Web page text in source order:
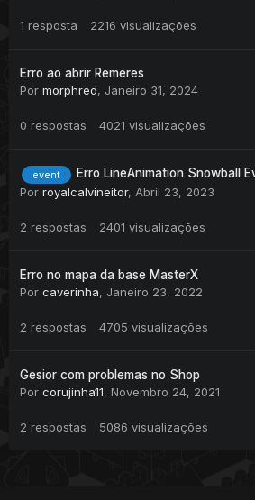
1 resposta 2216 visualizações
Erro ao abrir Remeres
Por morphred, Janeiro 31, 2024
0 respostas 4021 visualizações
event
Erro LineAnimation Snowball
Por royalcalvineitor, Abril 23, 2023
2 respostas 2401 visualizações
Erro no mapa da base MasterX
Por caverinha, Janeiro 23, 2022
2 respostas 4705 visualizações
Gesior com problemas no Shop
Por corujinha11, Novembro 24, 2021
2 respostas 5086 visualizações